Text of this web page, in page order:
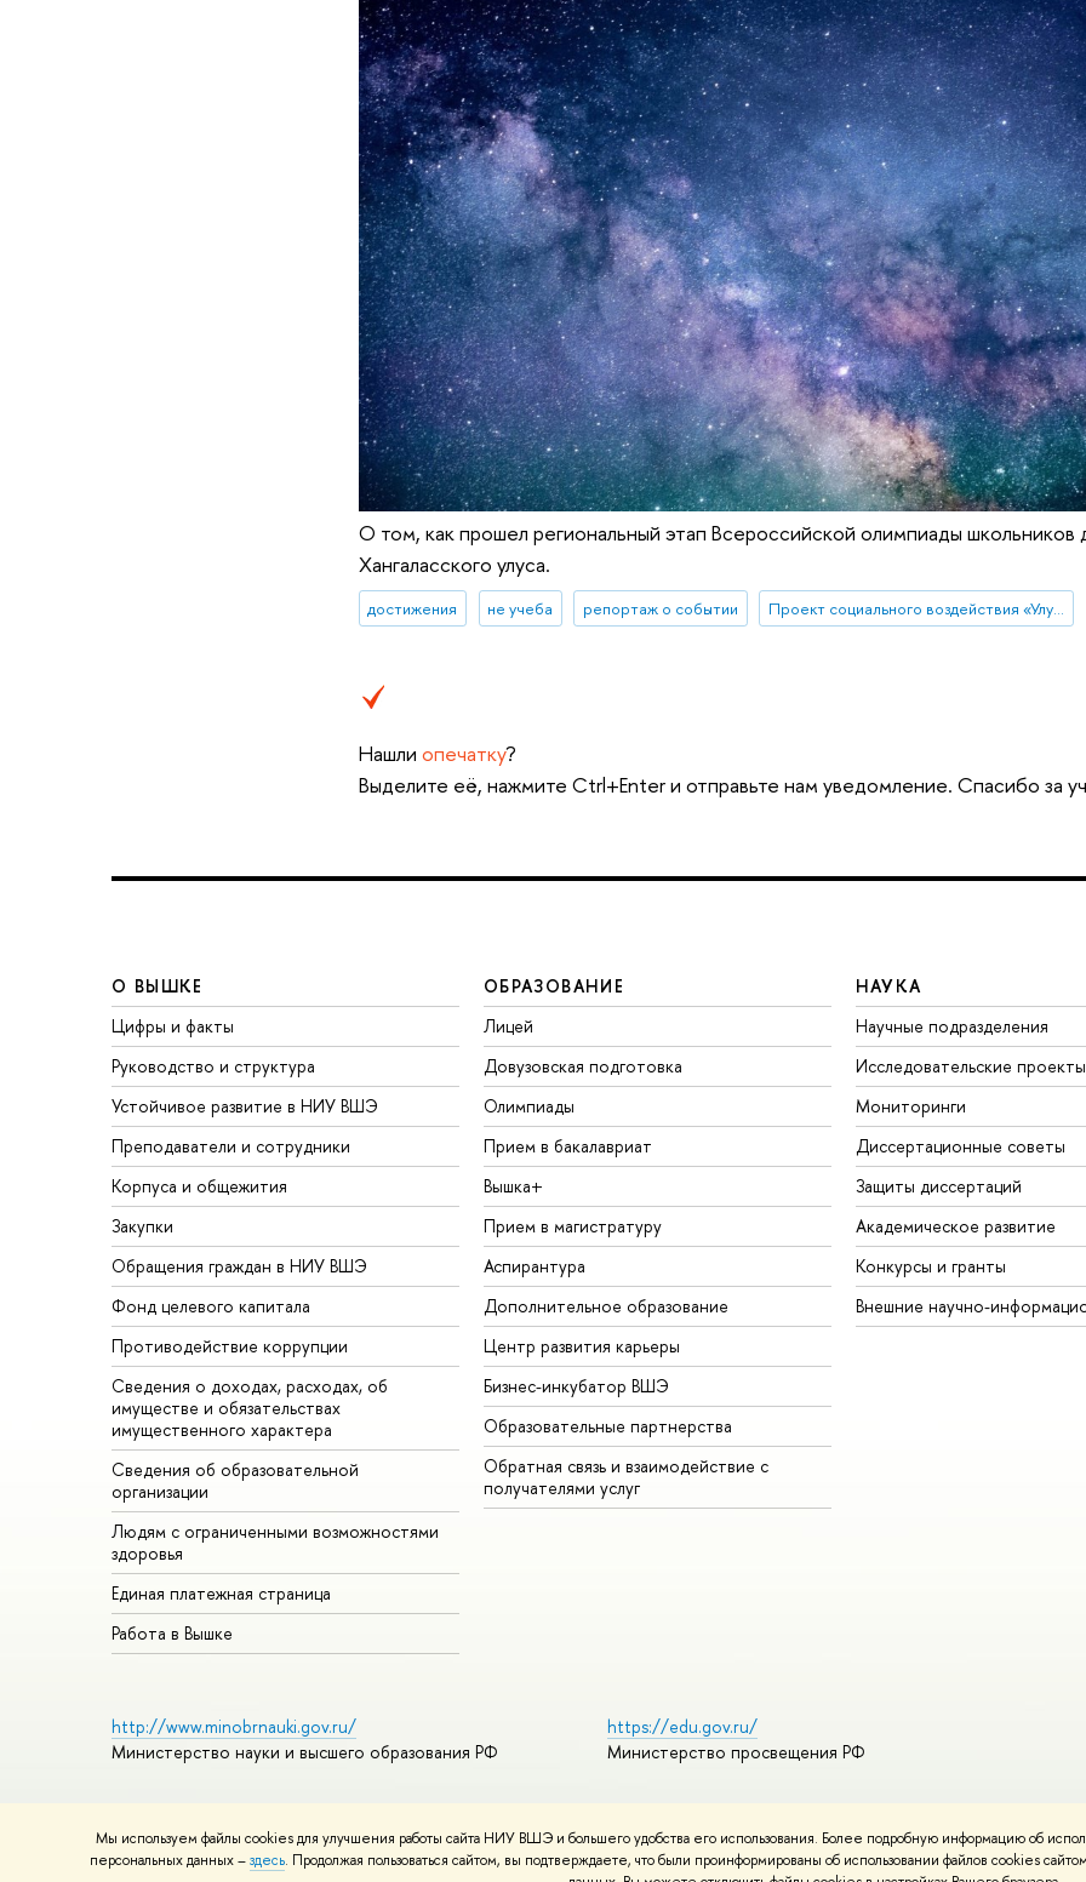
Мы используем файлы cookies для улучшения работы сайта НИУ ВШЭ и большего удобства его использования. Более подробную информацию об
персональных данных –здесь. Продолжая пользоваться сайтом, вы подтверждаете, что были проинформированы об использовании файлов cookies
О том, как прошел региональный этап Всероссийской олимпиады школьников
Хангаласского улуса.
достижения не учеба репортаж о событии Проект социального воздействия «Улучшение качества обучения в школах Хангаласского улуса Республики Саха (Якутия)»
Нашли опечатку?
Выделите её, нажмите Ctrl+Enter и отправьте нам уведомление. Спасибо за
О ВЫШКЕ
Цифры и факты
Руководство и структура
Устойчивое развитие в НИУ ВШЭ
Преподаватели и сотрудники
Корпуса и общежития
Закупки
Обращения граждан в НИУ ВШЭ
Фонд целевого капитала
Противодействие коррупции
Сведения о доходах, расходах, об
имуществе и обязательствах
имущественного характера
Сведения об образовательной
организации
Людям с ограниченными возможностями
здоровья
Единая платежная страница
Работа в Вышке
ОБРАЗОВАНИЕ
Лицей
Довузовская подготовка
Олимпиады
Прием в бакалавриат
Вышка+
Прием в магистратуру
Аспирантура
Дополнительное образование
Центр развития карьеры
Бизнес-инкубатор ВШЭ
Образовательные партнерства
Обратная связь и взаимодействие с
получателями услуг
НАУКА
Научные подразделения
Исследовательские проекты
Мониторинги
Диссертационные советы
Защиты диссертаций
Академическое развитие
Конкурсы и гранты
Внешние научно-
http://www.minobrnauki.gov.ru/
Министерство науки и высшего образования РФ
https://edu.gov.ru/
Министерство просвещения РФ
© НИУ ВШЭ 1993–2026 Адреса и контактыУсловия использования материалов Политика конфиденциальностиКарта сайта
Шрифты HSE Sans и HSE Slab разработаны вШколе дизайна НИУ ВШЭ